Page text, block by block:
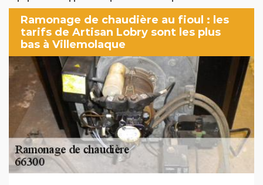
Ramonage de chaudière au fioul : les
tarifs de Artisan Lobry sont les plus
bas à Villemolaque